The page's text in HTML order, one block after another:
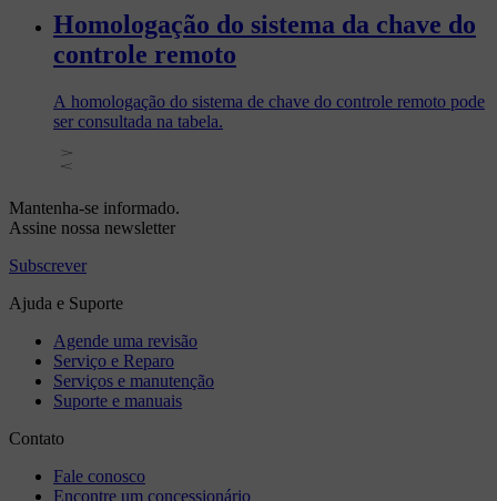
Homologação do sistema da chave do
controle remoto
A homologação do sistema de chave do controle remoto pode
ser consultada na tabela.